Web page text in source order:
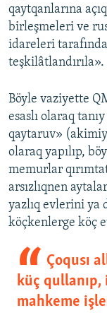
qaytqanlarına
birleşmeleri ve
idareleri
teşkilâtlandırıla».
Böyle vaziyette
esaslı olaraq
qaytaruv»
olaraq yapılıp,
memurlar
arsızlıqnen
yazlıq evlerini ya
köçkenlerge köç
Çoqusı
küç qullanıp,
mahkeme